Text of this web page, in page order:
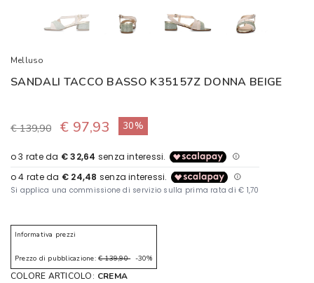
Melluso
SANDALI TACCO BASSO K35157Z DONNA BEIGE
€ 139,90 € 97,93 30%
Informativa prezzi
Prezzo di pubblicazione: € 139,90-30%
COLORE ARTICOLO: CREMA